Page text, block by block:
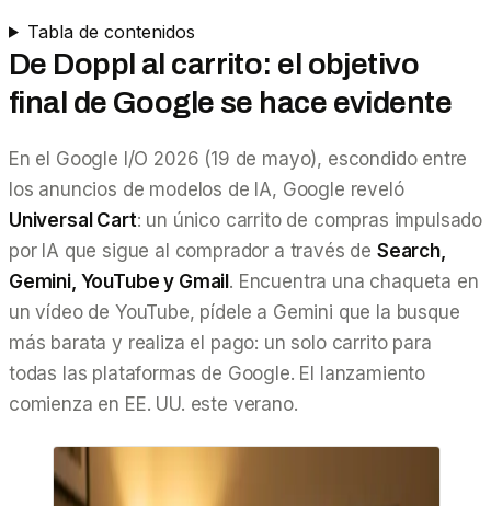
Tabla de contenidos
De Doppl al carrito: el objetivo
final de Google se hace evidente
En el Google I/O 2026 (19 de mayo), escondido entre
los anuncios de modelos de IA, Google reveló
Universal Cart: un único carrito de compras impulsado
por IA que sigue al comprador a través de Search,
Gemini, YouTube y Gmail. Encuentra una chaqueta en
un vídeo de YouTube, pídele a Gemini que la busque
más barata y realiza el pago: un solo carrito para
todas las plataformas de Google. El lanzamiento
comienza en EE. UU. este verano.